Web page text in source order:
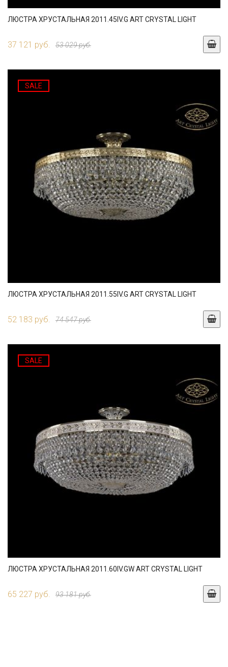
ЛЮСТРА ХРУСТАЛЬНАЯ 2011.45IV.G ART CRYSTAL LIGHT
37 121 руб. 53 029 руб.
SALE
ЛЮСТРА ХРУСТАЛЬНАЯ 2011.55IV.G ART CRYSTAL LIGHT
52 183 руб. 74 547 руб.
SALE
ЛЮСТРА ХРУСТАЛЬНАЯ 2011.60IV.GW ART CRYSTAL LIGHT
65 227 руб. 93 181 руб.